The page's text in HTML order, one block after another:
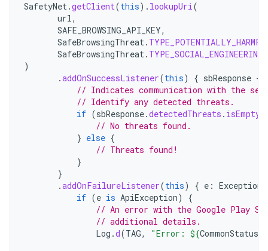
SafetyNet.getClient(this). lookupUri(
url,
SAFE_BROWSING_API_KEY,
SafeBrowsingThreat.
SafeBrowsingThreat. TYPE_SOCIAL_ENGINEERING
)
.addOnSuccessListener(this) { sbResponse -
// Indicates communication with the
// Identify any detected threats.
if (sbResponse.detectedThreats . isEmpty
// No threats found.
} else {
// Threats found!
}
}
.addOnFailureListener(this) { e : Exception
if (e is ApiException)
{
// An error with the Google Play
// additional details.
Log .d(TAG, "Error: ${